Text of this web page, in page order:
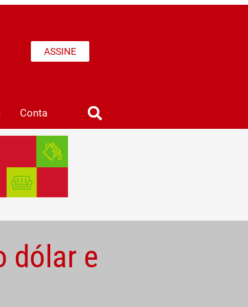
ASSINE
Conta
dólar e